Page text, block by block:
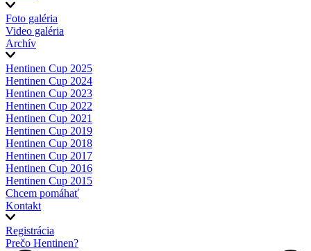
Foto galéria
Video galéria
Archív
Hentinen Cup 2025
Hentinen Cup 2024
Hentinen Cup 2023
Hentinen Cup 2022
Hentinen Cup 2021
Hentinen Cup 2019
Hentinen Cup 2018
Hentinen Cup 2017
Hentinen Cup 2016
Hentinen Cup 2015
Chcem pomáhať
Kontakt
Registrácia
Prečo Hentinen?